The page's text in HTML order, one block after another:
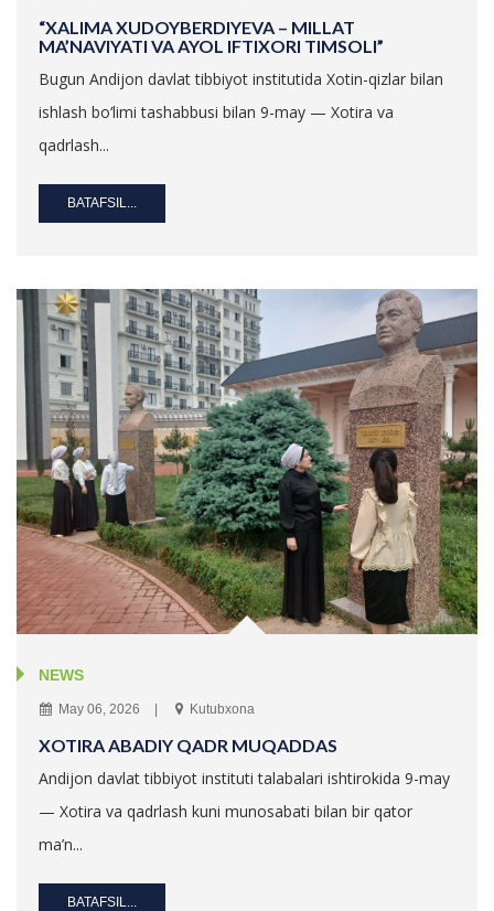
“XALIMA XUDOYBERDIYEVA – MILLAT
MA’NAVIYATI VA AYOL IFTIXORI TIMSOLI”
Bugun Andijon davlat tibbiyot institutida Xotin-qizlar bilan
ishlash bo‘limi tashabbusi bilan 9-may — Xotira va
qadrlash...
BATAFSIL...
NEWS
May 06, 2026 Kutubxona
XOTIRA ABADIY QADR MUQADDAS
Andijon davlat tibbiyot instituti talabalari ishtirokida 9-may
— Xotira va qadrlash kuni munosabati bilan bir qator
ma’n...
BATAFSIL...